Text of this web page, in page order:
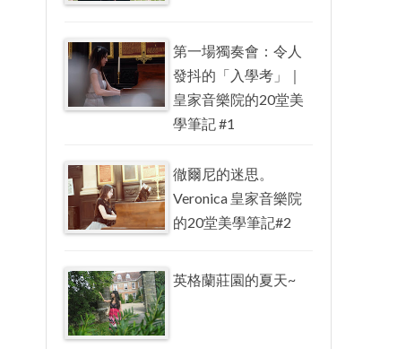
第一場獨奏會：令人
發抖的「入學考」｜
皇家音樂院的20堂美
學筆記 #1
徹爾尼的迷思。
Veronica 皇家音樂院
的20堂美學筆記#2
英格蘭莊園的夏天~